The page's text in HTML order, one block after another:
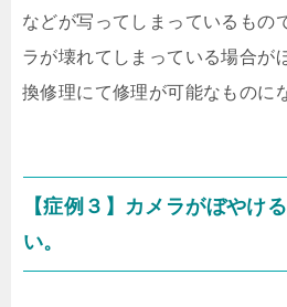
などが写ってしまっているもの
ラが壊れてしまっている場合が
換修理にて修理が可能なものに
【症例３】カメラがぼやけ
い。